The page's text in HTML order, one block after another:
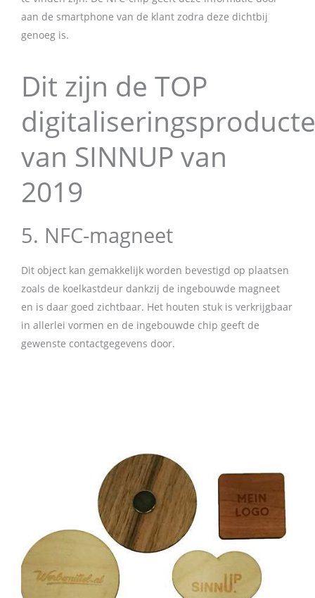
aan de smartphone van de klant zodra deze dichtbij
genoeg is.
Dit zijn de TOP
van SINNUP van
2019
5. NFC-magneet
Dit object kan gemakkelijk worden bevestigd op plaatsen
zoals de koelkastdeur dankzij de ingebouwde magneet
en is daar goed zichtbaar. Het houten stuk is verkrijgbaar
in allerlei vormen en de ingebouwde chip geeft de
gewenste contactgegevens door.